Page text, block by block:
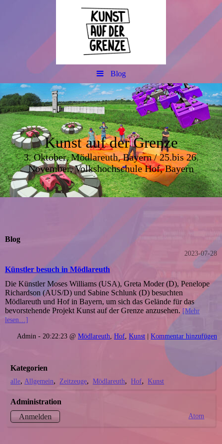
Blog
Kunst auf der Grenze
3. Oktober, Mödlareuth, Bayern / 25.bis 26.
November, Volkshochschule Hof, Bayern
Blog
2023-07-28
Künstler besuch in Mödlareuth
Die Künstler Moses Williams (USA), Greta Moder (D), Penelope
Richardson (AUS/D) und Sabine Schlunk (D) besuchten
Mödlareuth und Hof in Bayern, um sich das Gelände für das
bevorstehende Projekt Kunst auf der Grenze anzusehen. [Mehr
lesen…]
Admin - 20:22:23 @ Mödlareuth Hof Kunst | Kommentar hinzufügen
Kategorien
alle Allgemein Zeitzeuge Mödlareuth Hof Kunst
Administration
Anmelden
Atom